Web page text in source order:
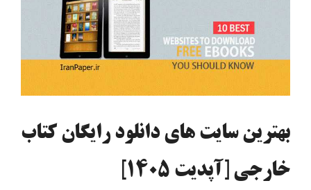
بهترین سایت های دانلود رایگان کتاب
خارجی [آپدیت 1405]